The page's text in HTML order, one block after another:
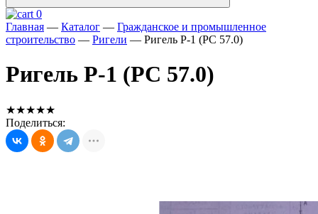
0
Главная — Каталог — Гражданское и промышленное
строительство — Ригели — Ригель P-1 (PC 57.0)
Ригель P-1 (PC 57.0)
★★★★★
Поделиться: